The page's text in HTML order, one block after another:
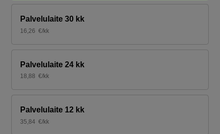
Palvelulaite 30 kk
16,26 €/kk
Palvelulaite 24 kk
18,88 €/kk
Palvelulaite 12 kk
35,84 €/kk